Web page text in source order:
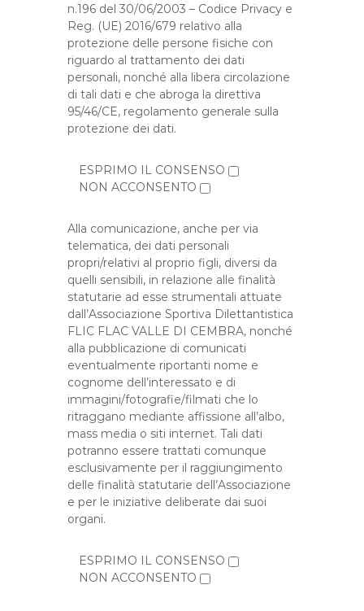
n.196 del 30/06/2003 – Codice Privacy e
Reg. (UE) 2016/679 relativo alla
protezione delle persone fisiche con
riguardo al trattamento dei dati
personali, nonché alla libera circolazione
di tali dati e che abroga la direttiva
95/46/CE, regolamento generale sulla
protezione dei dati.
ESPRIMO IL CONSENSO
NON ACCONSENTO
Alla comunicazione, anche per via
telematica, dei dati personali
propri/relativi al proprio figli, diversi da
quelli sensibili, in relazione alle finalità
statutarie ad esse strumentali attuate
dall’Associazione Sportiva Dilettantistica
FLIC FLAC VALLE DI CEMBRA, nonché
alla pubblicazione di comunicati
eventualmente riportanti nome e
cognome dell’interessato e di
immagini/fotografie/filmati che lo
ritraggano mediante affissione all’albo,
mass media o siti internet. Tali dati
potranno essere trattati comunque
esclusivamente per il raggiungimento
delle finalità statutarie dell’Associazione
e per le iniziative deliberate dai suoi
organi.
ESPRIMO IL CONSENSO
NON ACCONSENTO